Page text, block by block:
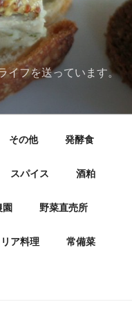
イフを送っています。
その他 発酵食
スパイス 酒粕
園 野菜直売所
ア料理 常備菜